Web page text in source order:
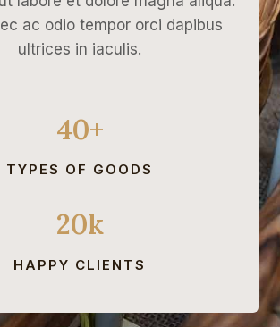
ac odio tempor orci dapibus
ultrices in iaculis.
40+
TYPES OF GOODS
20k
HAPPY CLIENTS